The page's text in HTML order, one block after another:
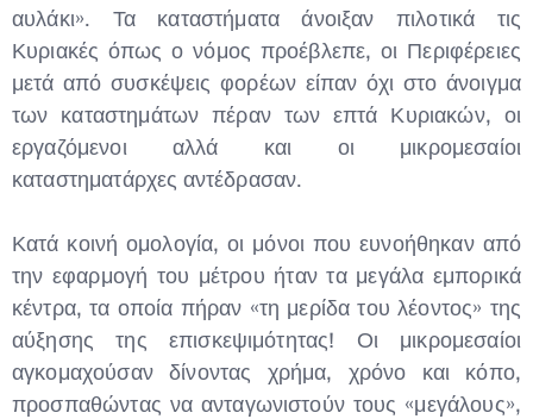
αυλάκι». Τα καταστήματα άνοιξαν πιλοτικά τις
Κυριακές όπως ο νόμος προέβλεπε, οι Περιφέρειες
μετά από συσκέψεις φορέων είπαν όχι στο άνοιγμα
των καταστημάτων πέραν των επτά Κυριακών, οι
εργαζόμενοι αλλά και οι μικρομεσαίοι
καταστηματάρχες αντέδρασαν.
Κατά κοινή ομολογία, οι μόνοι που ευνοήθηκαν από
την εφαρμογή του μέτρου ήταν τα μεγάλα εμπορικά
κέντρα, τα οποία πήραν «τη μερίδα του λέοντος» της
αύξησης της επισκεψιμότητας! Οι μικρομεσαίοι
αγκομαχούσαν δίνοντας χρήμα, χρόνο και κόπο,
προσπαθώντας να ανταγωνιστούν τους «μεγάλους»,
Type and hit enter